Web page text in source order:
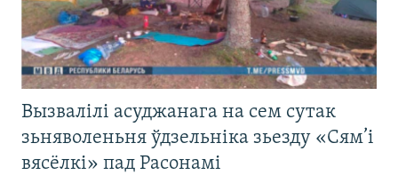
Вызвалілі асуджанага на сем сутак
зьняволеньня ўдзельніка зьезду «Сям’і
вясёлкі» пад Расонамі